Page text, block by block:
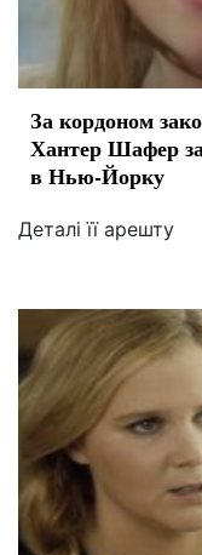
За кордоном
Хантер Шафер
в Нью-Йорку
Деталі її арешту